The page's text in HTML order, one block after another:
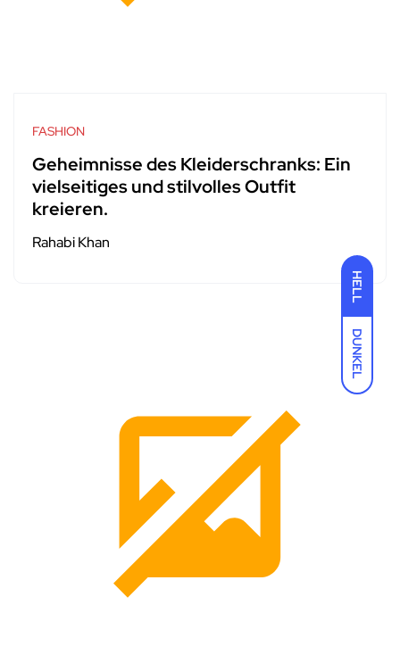
HELL
DUNKEL
FASHION
Geheimnisse des Kleiderschranks: Ein
vielseitiges und stilvolles Outfit
kreieren.
Rahabi Khan